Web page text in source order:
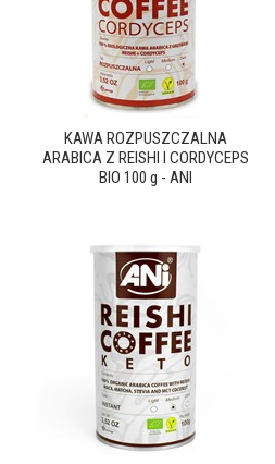
KAWA ROZPUSZCZALNA
ARABICA Z REISHI I CORDYCEPS
BIO 100 g - ANI